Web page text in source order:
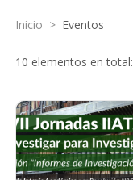
Inicio > Eventos
10 elementos en total: